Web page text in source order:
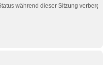
während dieser Sitzung verbergen